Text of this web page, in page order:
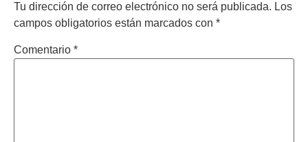
Tu dirección de correo electrónico no será publicada. Los
campos obligatorios están marcados con *
Comentario *